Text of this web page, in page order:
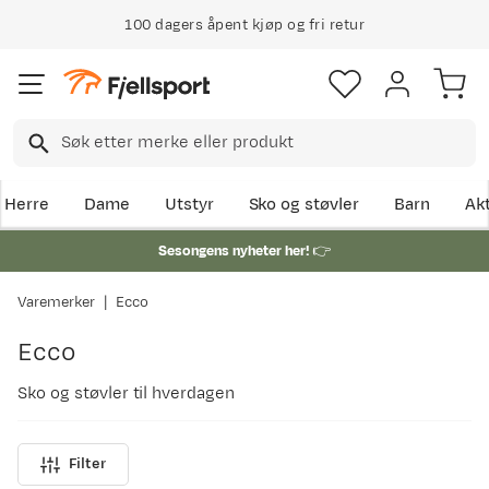
100 dagers åpent kjøp og fri retur
Herre Dame Utstyr Sko og støvler Barn
Sesongens nyheter her!👉
Varemerker Ecco
Ecco
Sko og støvler til hverdagen
Filter